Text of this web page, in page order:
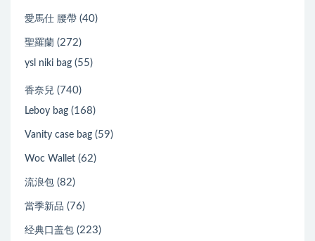
愛馬仕 腰帶 (40)
聖羅蘭 (272)
ysl niki bag (55)
香奈兒 (740)
Leboy bag (168)
Vanity case bag (59)
Woc Wallet (62)
流浪包 (82)
當季新品 (76)
经典口盖包 (223)